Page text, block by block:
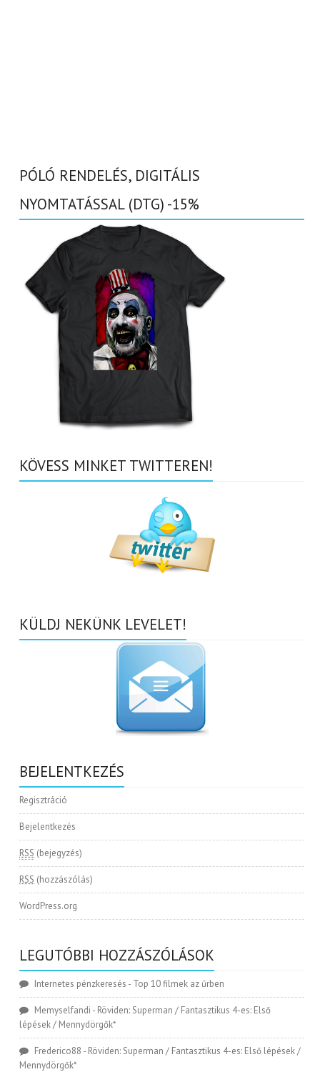
PÓLÓ RENDELÉS, DIGITÁLIS
NYOMTATÁSSAL (DTG) -15%
KÖVESS MINKET TWITTEREN!
KÜLDJ NEKÜNK LEVELET!
BEJELENTKEZÉS
Regisztráció
Bejelentkezés
RSS (bejegyzés)
RSS (hozzászólás)
WordPress.org
LEGUTÓBBI HOZZÁSZÓLÁSOK
Internetes pénzkeresés - Top 10 filmek az űrben
Memyselfandi - Röviden: Superman / Fantasztikus 4-es: Első
lépések / Mennydörgők*
Frederico88 - Röviden: Superman / Fantasztikus 4-es: Első lépések /
Mennydörgők*